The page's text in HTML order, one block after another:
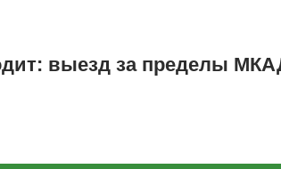
выезд за пределы